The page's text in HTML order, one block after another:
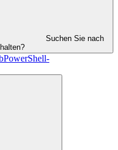
Suchen Sie nach
PowerShell-